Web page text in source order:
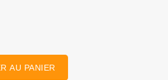
AU PANIER